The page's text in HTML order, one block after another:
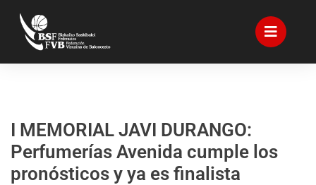
I MEMORIAL JAVI DURANGO:
Perfumerías Avenida cumple los
pronósticos y ya es finalista